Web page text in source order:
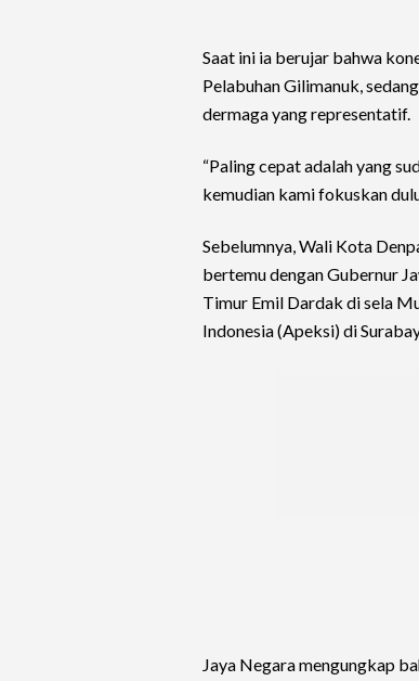
Saat ini ia berujar bahwa
Pelabuhan Gilimanuk,
dermaga yang representatif.
“Paling cepat adalah yang
kemudian kami fokuskan
Sebelumnya, Wali Kota
bertemu dengan Gubernur
Timur Emil Dardak di sela
Indonesia (Apeksi) di
Jaya Negara mengungkap